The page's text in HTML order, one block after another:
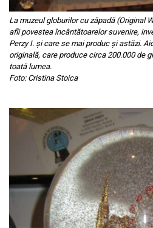
La muzeul globurilor cu zăpadă (Original
afli povestea încântătoarelor suvenire,
Perzy I. și care se mai produc și astăzi.
originală, care produce circa 200.000 de
toată lumea.
Foto: Cristina Stoica